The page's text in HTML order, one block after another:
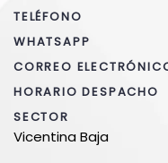
TELÉFONO
WHATSAPP
CORREO
HORARIO DESPACHO
SECTOR
Vicentina Baja